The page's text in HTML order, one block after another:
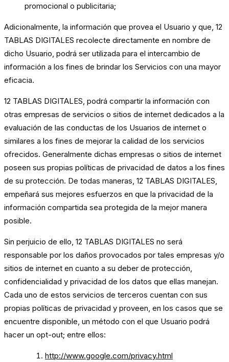
promocional o publicitaria;
Adicionalmente, la información que provea el Usuario y que, 12
TABLAS DIGITALES recolecte directamente en nombre de
dicho Usuario, podrá ser utilizada para el intercambio de
información a los fines de brindar los Servicios con una mayor
eficacia.
12 TABLAS DIGITALES, podrá compartir la información con
otras empresas de servicios o sitios de internet dedicados a la
evaluación de las conductas de los Usuarios de internet o
similares a los fines de mejorar la calidad de los servicios
ofrecidos. Generalmente dichas empresas o sitios de internet
poseen sus propias políticas de privacidad de datos a los fines
de su protección. De todas maneras, 12 TABLAS DIGITALES,
empeñará sus mejores esfuerzos en que la privacidad de la
información compartida sea protegida de la mejor manera
posible.
Sin perjuicio de ello, 12 TABLAS DIGITALES no será
responsable por los daños provocados por tales empresas y/o
sitios de internet en cuanto a su deber de protección,
confidencialidad y privacidad de los datos que ellas manejan.
Cada uno de estos servicios de terceros cuentan con sus
propias políticas de privacidad y proveen, en los casos que se
encuentre disponible, un método con el que Usuario podrá
hacer un opt-out; entre ellos:
http://www.google.com/privacy.html